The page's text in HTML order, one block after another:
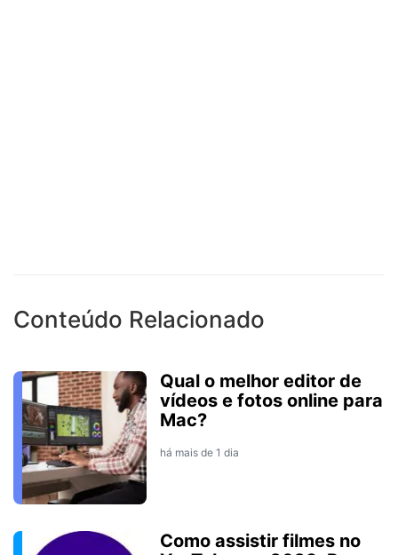
Conteúdo Relacionado
Qual o melhor editor de
vídeos e fotos online para
Mac?
há mais de 1 dia
Como assistir filmes no